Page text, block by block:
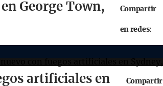
George Town,
Compartir
en redes:
artificiales en
Compartir